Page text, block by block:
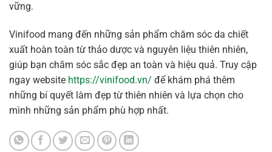
vững.
Vinifood mang đến những sản phẩm chăm sóc da chiết
xuất hoàn toàn từ thảo dược và nguyên liệu thiên nhiên,
giúp bạn chăm sóc sắc đẹp an toàn và hiệu quả. Truy cập
ngay website https://vinifood.vn/ để khám phá thêm
những bí quyết làm đẹp từ thiên nhiên và lựa chọn cho
mình những sản phẩm phù hợp nhất.